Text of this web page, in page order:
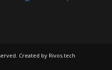
Created by Rivos.tech